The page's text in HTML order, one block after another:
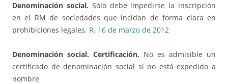
Denominación social. Sólo debe impedirse la inscripción
en el RM de sociedades que incidan de forma clara en
prohibiciones legales. R. 16 de marzo de 2012
Denominación social. Certificación. No es admisible un
certificado de denominación social si no está expedido a
nombre